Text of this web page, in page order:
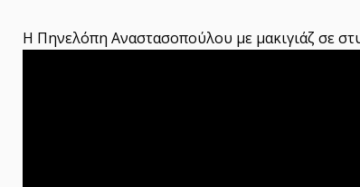
Η Πηνελόπη Αναστασοπούλου με μακιγιάζ σε